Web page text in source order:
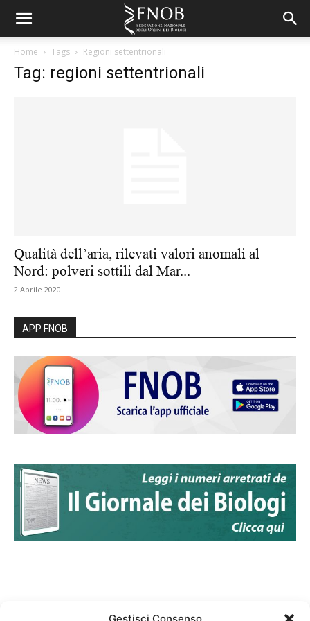
Home Tags Regioni settentrionali
Tag: regioni settentrionali
Qualità dell’aria, rilevati valori anomali al
Nord: polveri sottili dal Mar...
2 Aprile 2020
APP FNOB